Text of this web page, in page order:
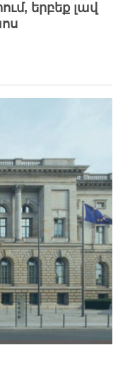
երբեք լավ